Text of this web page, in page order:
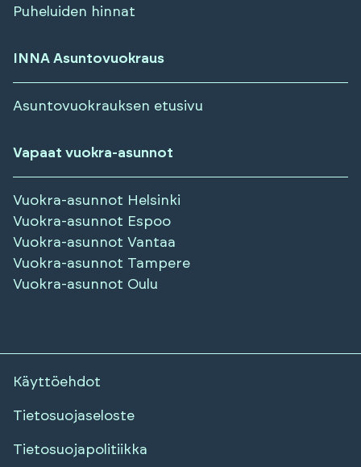
Puheluiden hinnat
INNA Asuntovuokraus
Asuntovuokrauksen etusivu
Vapaat vuokra-asunnot
Vuokra-asunnot Helsinki
Vuokra-asunnot Espoo
Vuokra-asunnot Vantaa
Vuokra-asunnot Tampere
Vuokra-asunnot Oulu
Käyttöehdot
Tietosuojaseloste
Tietosuojapolitiikka